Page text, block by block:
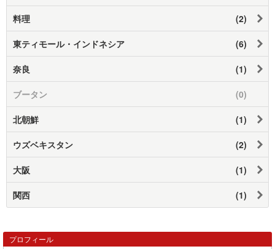
料理 (2)
東ティモール・インドネシア (6)
奈良 (1)
ブータン (0)
北朝鮮 (1)
ウズベキスタン (2)
大阪 (1)
関西 (1)
プロフィール